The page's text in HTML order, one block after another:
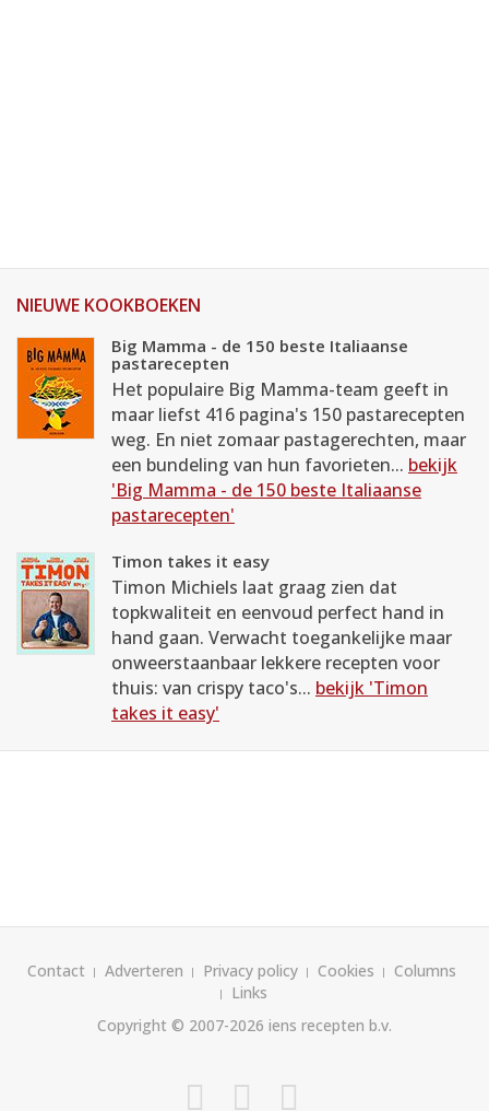
NIEUWE KOOKBOEKEN
Big Mamma - de 150 beste Italiaanse
pastarecepten
Het populaire Big Mamma-team geeft in
maar liefst 416 pagina's 150 pastarecepten
weg. En niet zomaar pastagerechten, maar
een bundeling van hun favorieten... bekijk
'Big Mamma - de 150 beste Italiaanse
pastarecepten'
Timon takes it easy
Timon Michiels laat graag zien dat
topkwaliteit en eenvoud perfect hand in
hand gaan. Verwacht toegankelijke maar
onweerstaanbaar lekkere recepten voor
thuis: van crispy taco's... bekijk 'Timon
takes it easy'
Contact Adverteren Privacy policy Cookies
Columns
Links
Copyright © 2007-2026 iens recepten b.v.